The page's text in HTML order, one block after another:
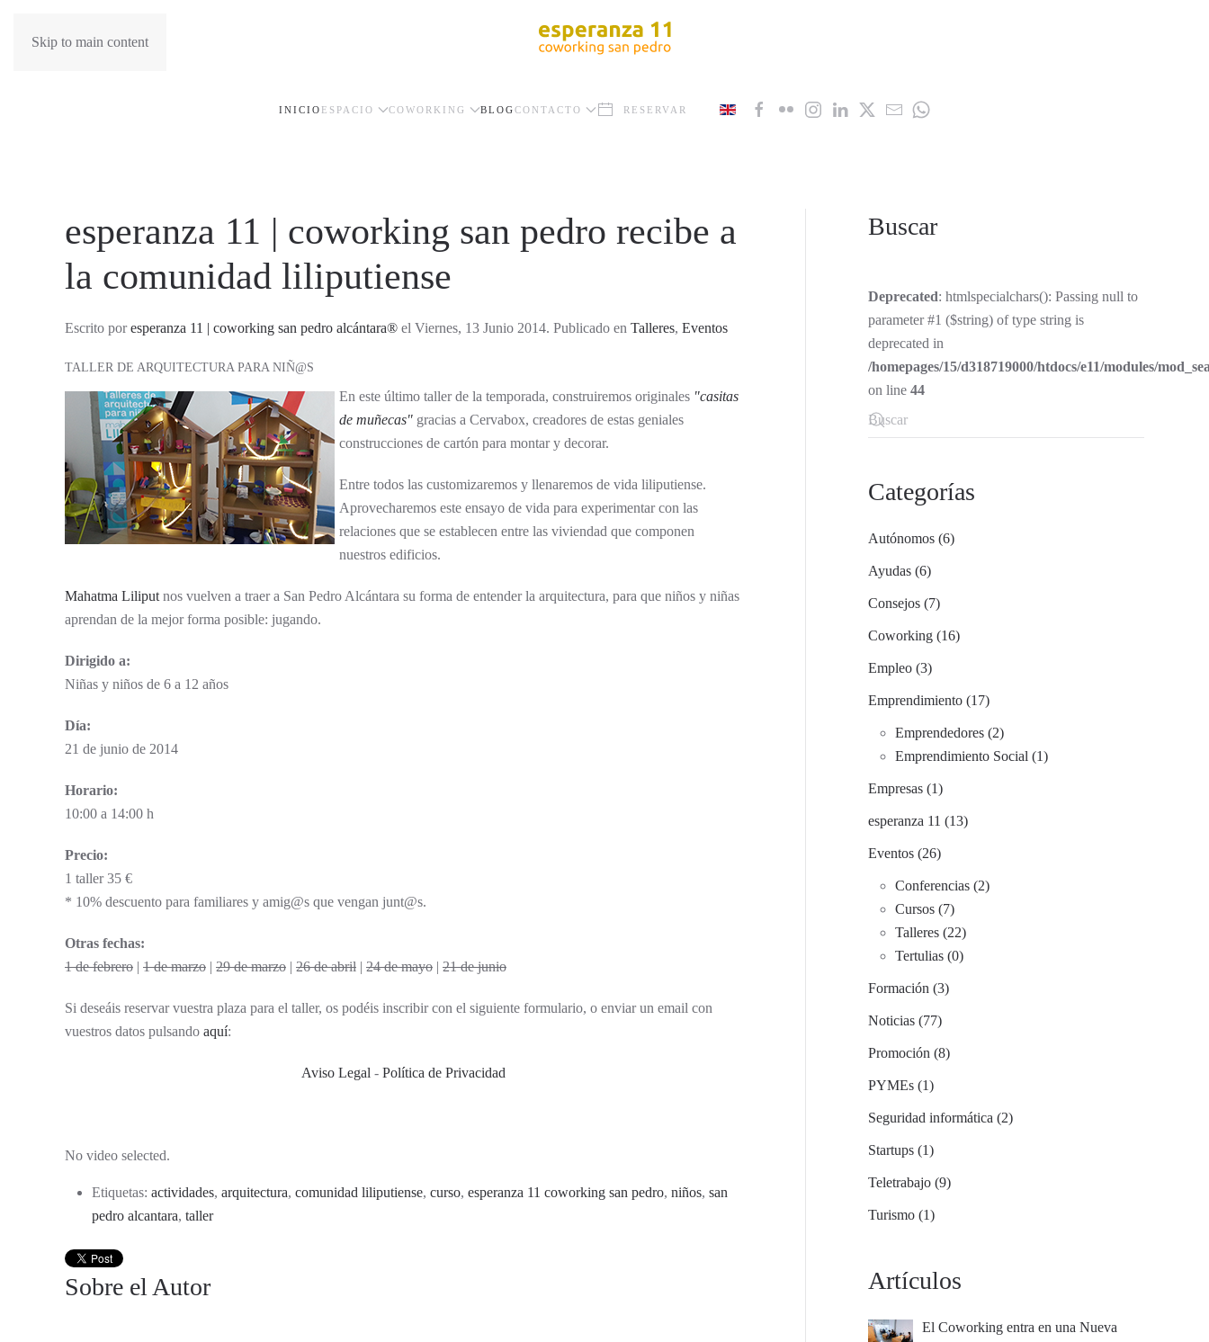
Skip to main content
INICIO ESPACIO COWORKING BLOGCONTACTO RESERVAR
esperanza 11 | coworking san pedro recibe a
la comunidad liliputiense
Escrito poresperanza 11 | coworking san pedro alcántara® el Viernes, 13 Junio 2014. Publicado en Talleres, Eventos
TALLER DE ARQUITECTURA PARA NIÑ@S
En este último taller de la temporada, construiremos originales "casitas
de muñecas" gracias a Cervabox, creadores de estas geniales
construcciones de cartón para montar y decorar.
Entre todos las customizaremos y llenaremos de vida liliputiense.
Aprovecharemos este ensayo de vida para experimentar con las
relaciones que se establecen entre las viviendad que componen
nuestros edificios.
Mahatma Liliput nos vuelven a traer a San Pedro Alcántara su forma de entender la arquitectura, para que niños y niñas
aprendan de la mejor forma posible: jugando.
Dirigido a:
Niñas y niños de 6 a 12 años
Día:
21 de junio de 2014
Horario:
10:00 a 14:00 h
Precio:
1 taller 35 €
* 10% descuento para familiares y amig@s que vengan junt@s.
Otras fechas:
1 de febrero | 1 de marzo | 29 de marzo | 26 de abril | 24 de mayo | 21 de junio
Si deseáis reservar vuestra plaza para el taller, os podéis inscribir con el siguiente formulario, o enviar un email con
vuestros datos pulsando aquí:
Aviso Legal -Política de Privacidad
No video selected.
Etiquetas: actividades, arquitectura, comunidad liliputiense, curso, esperanza 11 coworking san pedro, niños, san
pedro alcantara, taller
Sobre el Autor
Buscar
Deprecated: htmlspecialchars(): Passing null to
parameter #1 ($string) of type string is
deprecated in
/homepages/15/d318719000/htdocs/e11/modules/
on line44
Categorías
Autónomos (6)
Ayudas (6)
Consejos (7)
Coworking (16)
Empleo (3)
Emprendimiento (17)
Emprendedores (2)
Emprendimiento Social (1)
Empresas (1)
esperanza 11 (13)
Eventos (26)
Conferencias (2)
Cursos (7)
Talleres (22)
Tertulias (0)
Formación (3)
Noticias (77)
Promoción (8)
PYMEs (1)
Seguridad informática (2)
Startups (1)
Teletrabajo (9)
Turismo (1)
Artículos
El Coworking entra en una Nueva